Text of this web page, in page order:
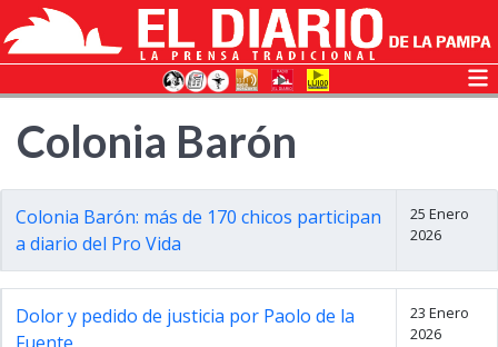
Colonia Barón
Colonia Barón: más de 170 chicos participan
a diario del Pro Vida
25 Enero
2026
Dolor y pedido de justicia por Paolo de la
23 Enero
2026